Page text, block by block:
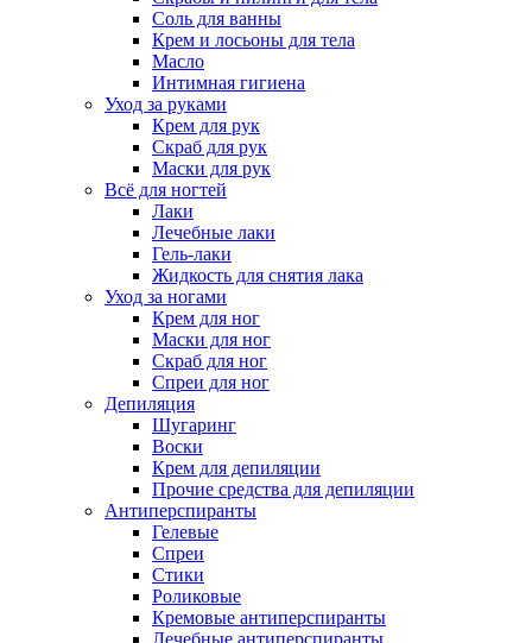
Соль для ванны
Крем и лосьоны для тела
Масло
Интимная гигиена
Уход за руками
Крем для рук
Скраб для рук
Маски для рук
Всё для ногтей
Лаки
Лечебные лаки
Гель-лаки
Жидкость для снятия лака
Уход за ногами
Крем для ног
Маски для ног
Скраб для ног
Спреи для ног
Депиляция
Шугаринг
Воски
Крем для депиляции
Прочие средства для депиляции
Антиперспиранты
Гелевые
Спреи
Стики
Роликовые
Кремовые антиперспиранты
Лечебные антиперспиранты